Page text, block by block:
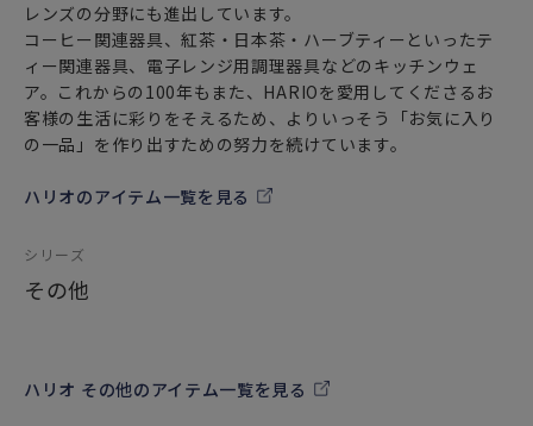
レンズの分野にも進出しています。
コーヒー関連器具、紅茶・日本茶・ハーブティーといったテ
ィー関連器具、電子レンジ用調理器具などのキッチンウェ
ア。これからの100年もまた、HARIOを愛用してくださるお
客様の生活に彩りをそえるため、よりいっそう「お気に入り
の一品」を作り出すための努力を続けています。
ハリオのアイテム一覧を見る
シリーズ
その他
ハリオ その他のアイテム一覧を見る